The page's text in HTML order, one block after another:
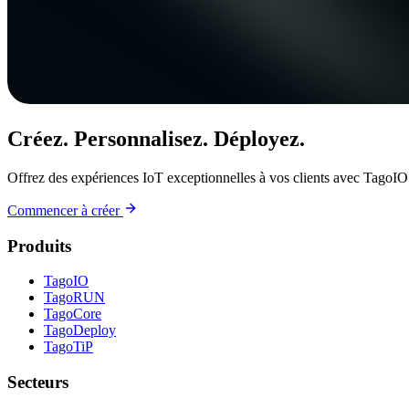
Créez. Personnalisez. Déployez.
Offrez des expériences IoT exceptionnelles à vos clients avec
Commencer à créer
Produits
TagoIO
TagoRUN
TagoCore
TagoDeploy
TagoTiP
Secteurs